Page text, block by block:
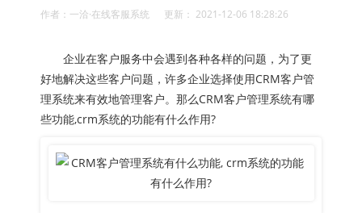
作者：一洽·在线客服系统 更新： 2021-12-06 18:28:26
企业在客户服务中会遇到各种各样的问题，为了更
好地解决这些客户问题，许多企业选择使用CRM客户管
理系统来有效地管理客户。那么CRM客户管理系统有哪
些功能,crm系统的功能有什么作用?